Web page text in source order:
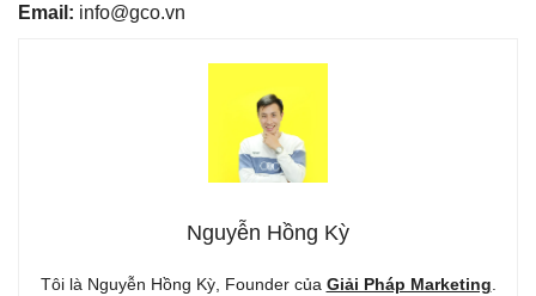
Email: info@gco.vn
Nguyễn Hồng Kỳ
Tôi là Nguyễn Hồng Kỳ, Founder của Giải Pháp Marketing